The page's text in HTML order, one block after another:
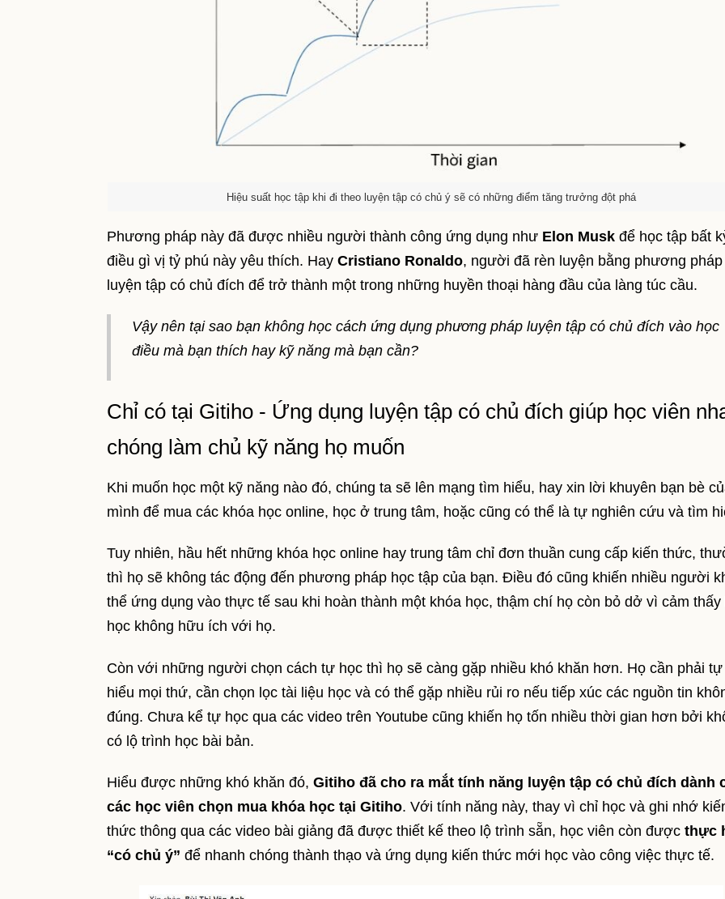
Hiệu suất học tập khi đi theo luyện tập có chủ ý sẽ có những điểm tăng trưởng đột phá
Phương pháp này đã được nhiều người thành công ứng dụng như Elon Musk để học tập bất
điều gì vị tỷ phú này yêu thích. Hay Cristiano Ronaldo, người đã rèn luyện bằng phương pháp
luyện tập có chủ đích để trở thành một trong những huyền thoại hàng đầu của làng túc cầu.
Vậy nên tại sao bạn không học cách ứng dụng phương pháp luyện tập có chủ đích vào học
điều mà bạn thích hay kỹ năng mà bạn cần?
Chỉ có tại Gitiho - Ứng dụng luyện tập có chủ đích giúp học viên
chóng làm chủ kỹ năng họ muốn
Khi muốn học một kỹ năng nào đó, chúng ta sẽ lên mạng tìm hiểu, hay xin lời khuyên bạn bè
mình để mua các khóa học online, học ở trung tâm, hoặc cũng có thể là tự nghiên cứu và tìm
Tuy nhiên, hầu hết những khóa học online hay trung tâm chỉ đơn thuần cung cấp kiến thức,
thì họ sẽ không tác động đến phương pháp học tập của bạn. Điều đó cũng khiến nhiều người
thể ứng dụng vào thực tế sau khi hoàn thành một khóa học, thậm chí họ còn bỏ dở vì cảm
học không hữu ích với họ.
Còn với những người chọn cách tự học thì họ sẽ càng gặp nhiều khó khăn hơn. Họ cần phải
hiểu mọi thứ, cần chọn lọc tài liệu học và có thể gặp nhiều rủi ro nếu tiếp xúc các nguồn tin
đúng. Chưa kể tự học qua các video trên Youtube cũng khiến họ tốn nhiều thời gian hơn bởi
có lộ trình học bài bản.
Hiểu được những khó khăn đó, Gitiho đã cho ra mắt tính năng luyện tập có chủ đích dành
các học viên chọn mua khóa học tại Gitiho. Với tính năng này, thay vì chỉ học và ghi nhớ
thức thông qua các video bài giảng đã được thiết kế theo lộ trình sẵn, học viên còn được thực
“có chủ ý” để nhanh chóng thành thạo và ứng dụng kiến thức mới học vào công việc thực tế.